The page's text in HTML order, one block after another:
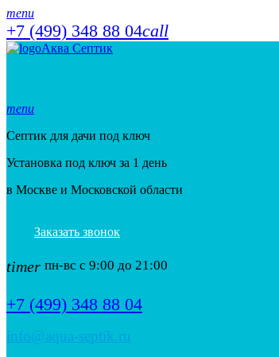
menu
+7 (499) 348 88 04call
Аква Септик
menu
Септик для дачи под ключ
Установка под ключ за 1 день
в Москве и Московской области
Заказать звонок
timer пн-вс с 9:00 до 21:00
+7 (499) 348 88 04
info@aqua-septik.ru